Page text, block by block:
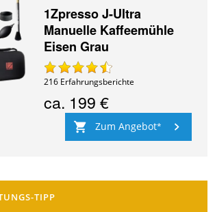
1Zpresso J-Ultra
Manuelle Kaffeemühle
Eisen Grau
216 Erfahrungsberichte
ca. 199 €
Zum Angebot